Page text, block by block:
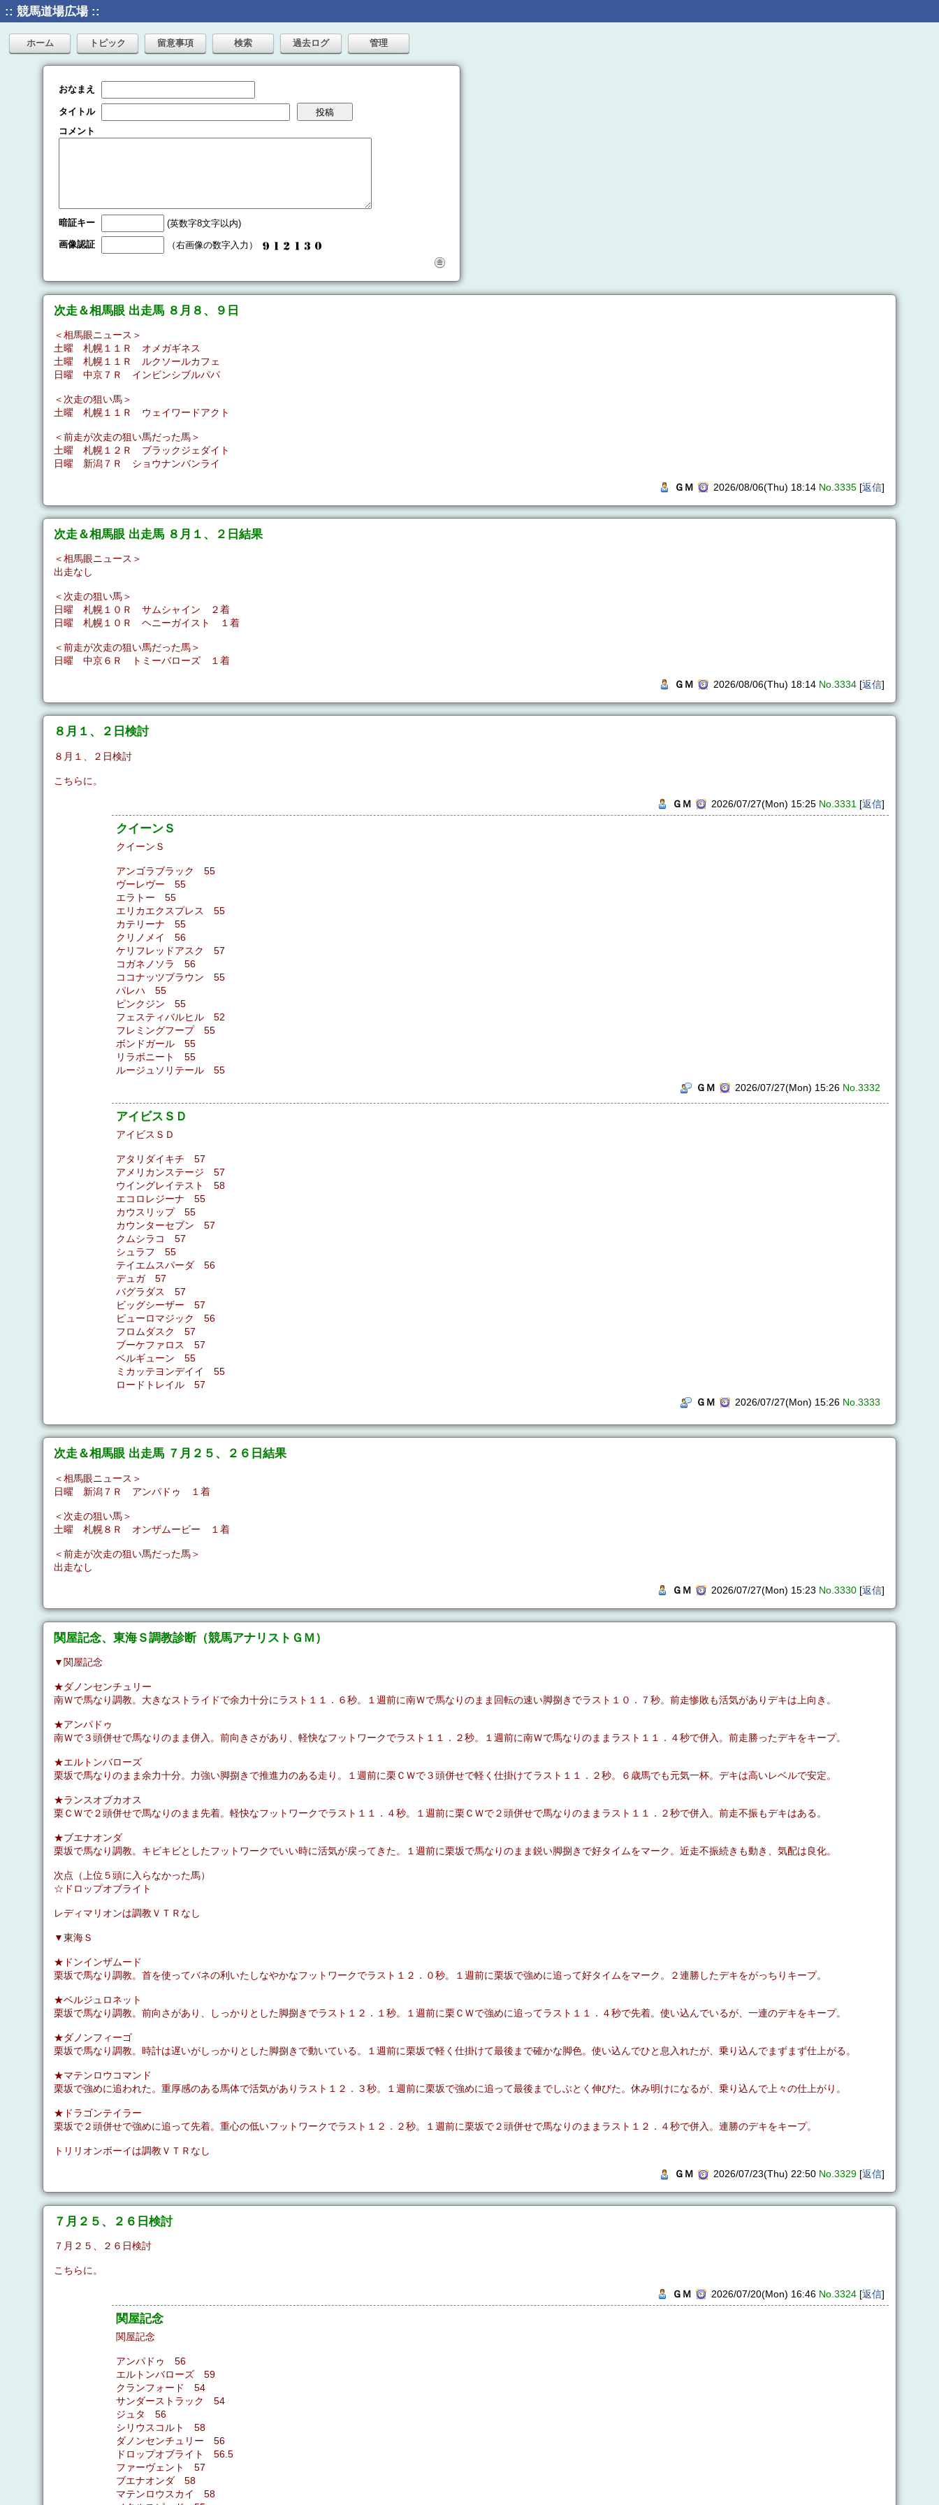
:: 競馬道場広場 ::
ホーム トピック 留意事項 検索 過去ログ 管理
おなまえ
タイトル
コメント
暗証キー
(英数字8文字以内)
画像認証
（右画像の数字入力）
次走＆相馬眼 出走馬 ８月８、９日
＜相馬眼ニュース＞
土曜 札幌１１Ｒ オメガギネス
土曜 札幌１１Ｒ ルクソールカフェ
日曜 中京７Ｒ インビンシブルパパ
＜次走の狙い馬＞
土曜 札幌１１Ｒ ウェイワードアクト
＜前走が次走の狙い馬だった馬＞
土曜 札幌１２Ｒ ブラックジェダイト
日曜 新潟７Ｒ ショウナンバンライ
ＧＭ 2026/08/06(Thu) 18:14 No.3335[返信]
次走＆相馬眼 出走馬 ８月１、２日結果
＜相馬眼ニュース＞
出走なし
＜次走の狙い馬＞
日曜 札幌１０Ｒ サムシャイン ２着
日曜 札幌１０Ｒ ヘニーガイスト １着
＜前走が次走の狙い馬だった馬＞
日曜 中京６Ｒ トミーバローズ １着
ＧＭ 2026/08/06(Thu) 18:14 No.3334[返信]
８月１、２日検討
８月１、２日検討
こちらに。
ＧＭ 2026/07/27(Mon) 15:25 No.3331 [返信]
クイーンＳ
クイーンＳ
アンゴラブラック 55
ヴーレヴー 55
エラトー 55
エリカエクスプレス 55
カテリーナ 55
クリノメイ 56
ケリフレッドアスク 57
コガネノソラ 56
ココナッツブラウン 55
パレハ 55
ピンクジン 55
フェスティバルヒル 52
フレミングフープ 55
ボンドガール 55
リラボニート 55
ルージュソリテール 55
ＧＭ
2026/07/27(Mon) 15:26 No.3332
アイビスＳＤ
アイビスＳＤ
アタリダイキチ 57
アメリカンステージ 57
ウイングレイテスト 58
エコロレジーナ 55
カウスリップ 55
カウンターセブン 57
クムシラコ 57
シュラフ 55
テイエムスパーダ 56
デュガ 57
バグラダス 57
ビッグシーザー 57
ピューロマジック 56
フロムダスク 57
ブーケファロス 57
ベルギューン 55
ミカッテヨンデイイ 55
ロードトレイル 57
ＧＭ
2026/07/27(Mon) 15:26 No.3333
次走＆相馬眼 出走馬 ７月２５、２６日結果
＜相馬眼ニュース＞
日曜 新潟７Ｒ アンパドゥ １着
＜次走の狙い馬＞
土曜 札幌８Ｒ オンザムービー １着
＜前走が次走の狙い馬だった馬＞
出走なし
ＧＭ 2026/07/27(Mon) 15:23 No.3330[返信]
関屋記念、東海Ｓ調教診断（競馬アナリストＧＭ）
▼関屋記念
★ダノンセンチュリー
南Ｗで馬なり調教。大きなストライドで余力十分にラスト１１．６秒。１週前に南Ｗで馬なりのまま回転の速い脚捌きでラスト１０．７秒。前走惨敗も活気がありデキは上向き。
★アンパドゥ
南Ｗで３頭併せで馬なりのまま併入。前向きさがあり、軽快なフットワークでラスト１１．２秒。１週前に南Ｗで馬なりのままラスト１１．４秒で併入。前走勝ったデキをキープ。
★エルトンバローズ
栗坂で馬なりのまま余力十分。力強い脚捌きで推進力のある走り。１週前に栗ＣＷで３頭併せで軽く仕掛けてラスト１１．２秒。６歳馬でも元気一杯。デキは高いレベルで安定。
★ランスオブカオス
栗ＣＷで２頭併せで馬なりのまま先着。軽快なフットワークでラスト１１．４秒。１週前に栗ＣＷで２頭併せで馬なりのままラスト１１．２秒で併入。前走不振もデキはある。
★ブエナオンダ
栗坂で馬なり調教。キビキビとしたフットワークでいい時に活気が戻ってきた。１週前に栗坂で馬なりのまま鋭い脚捌きで好タイムをマーク。近走不振続きも動き、気配は良化。
次点（上位５頭に入らなかった馬）
☆ドロップオブライト
レディマリオンは調教ＶＴＲなし
▼東海Ｓ
★ドンインザムード
栗坂で馬なり調教。首を使ってバネの利いたしなやかなフットワークでラスト１２．０秒。１週前に栗坂で強めに追って好タイムをマーク。２連勝したデキをがっちりキープ。
★ベルジュロネット
栗坂で馬なり調教。前向さがあり、しっかりとした脚捌きでラスト１２．１秒。１週前に栗ＣＷで強めに追ってラスト１１．４秒で先着。使い込んでいるが、一連のデキをキープ。
★ダノンフィーゴ
栗坂で馬なり調教。時計は遅いがしっかりとした脚捌きで動いている。１週前に栗坂で軽く仕掛けて最後まで確かな脚色。使い込んでひと息入れたが、乗り込んでまずまず仕上がる。
★マテンロウコマンド
栗坂で強めに追われた。重厚感のある馬体で活気がありラスト１２．３秒。１週前に栗坂で強めに追って最後までしぶとく伸びた。休み明けになるが、乗り込んで上々の仕上がり。
★ドラゴンテイラー
栗坂で２頭併せで強めに追って先着。重心の低いフットワークでラスト１２．２秒。１週前に栗坂で２頭併せで馬なりのままラスト１２．４秒で併入。連勝のデキをキープ。
トリリオンボーイは調教ＶＴＲなし
ＧＭ 2026/07/23(Thu) 22:50 No.3329[返信]
７月２５、２６日検討
７月２５、２６日検討
こちらに。
ＧＭ 2026/07/20(Mon) 16:46 No.3324[返信]
関屋記念
関屋記念
アンパドゥ 56
エルトンバローズ 59
クランフォード 54
サンダーストラック 54
ジュタ 56
シリウスコルト 58
ダノンセンチュリー 56
ドロップオブライト 56.5
ファーヴェント 57
ブエナオンダ 58
マテンロウスカイ 58